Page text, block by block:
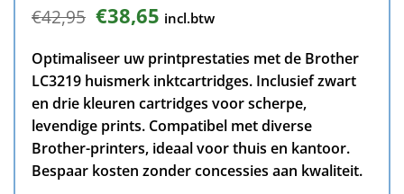
€42,95 Oorspronkelijke
prijs
€42,95.
€38,65Huidige
prijs
is:
€38,65.
incl.btw
Optimaliseer uw printprestaties met de Brother
LC3219 huismerk inktcartridges. Inclusief zwart
en drie kleuren cartridges voor scherpe,
levendige prints. Compatibel met diverse
Brother-printers, ideaal voor thuis en kantoor.
Bespaar kosten zonder concessies aan kwaliteit.